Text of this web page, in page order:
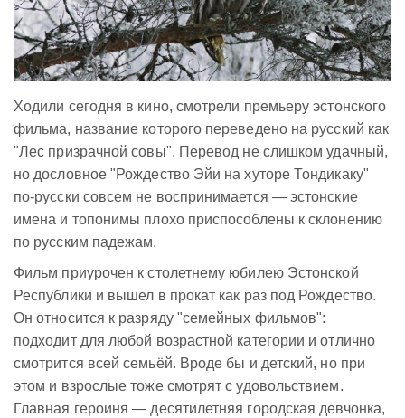
Ходили сегодня в кино, смотрели премьеру эстонского
фильма, название которого переведено на русский как
"Лес призрачной совы". Перевод не слишком удачный,
но дословное "Рождество Эйи на хуторе Тондикаку"
по-русски совсем не воспринимается — эстонские
имена и топонимы плохо приспособлены к склонению
по русским падежам.
Фильм приурочен к столетнему юбилею Эстонской
Республики и вышел в прокат как раз под Рождество.
Он относится к разряду "семейных фильмов":
подходит для любой возрастной категории и отлично
смотрится всей семьёй. Вроде бы и детский, но при
этом и взрослые тоже смотрят с удовольствием.
Главная героиня — десятилетняя городская девчонка,